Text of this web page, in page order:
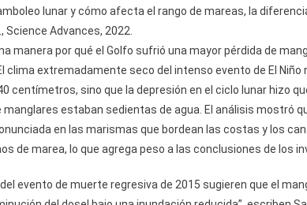
lunar y cómo afecta el rango de mareas, la
Science Advances, 2022.
manera por qué el Golfo sufrió una mayor pérdida de
clima extremadamente seco del intenso evento de El
centímetros, sino que la depresión en el ciclo lunar hizo
estaban sedientas de agua. El análisis mostró
en las marismas que bordean las costas y los
de marea, lo que agrega peso a las conclusiones de los
evento de muerte regresiva de 2015 sugieren que el